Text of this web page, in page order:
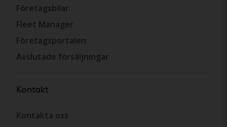
Företagsbilar
Fleet Manager
Företagsportalen
Avslutade försäljningar
Kontakt
Kontakta oss